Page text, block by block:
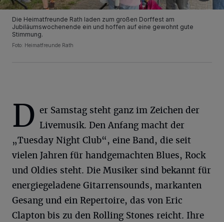
Die Heimatfreunde Rath laden zum großen Dorffest am
Jubiläumswochenende ein und hoffen auf eine gewohnt gute
Stimmung.
Foto: Heimatfreunde Rath
D er Samstag steht ganz im Zeichen der
Livemusik. Den Anfang macht der
„Tuesday Night Club“, eine Band, die seit
vielen Jahren für handgemachten Blues, Rock
und Oldies steht. Die Musiker sind bekannt für
energiegeladene Gitarrensounds, markanten
Gesang und ein Repertoire, das von Eric
Clapton bis zu den Rolling Stones reicht. Ihre